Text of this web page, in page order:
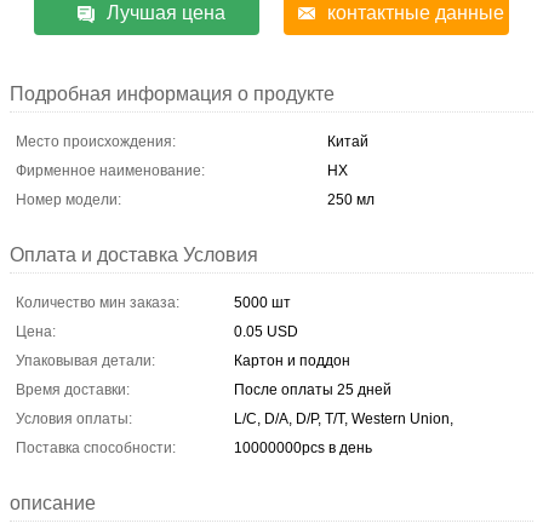
Лучшая цена контактные данные
Подробная информация о продукте
Место происхождения:
Китай
Фирменное наименование:
HX
Номер модели:
250 мл
Оплата и доставка Условия
Количество мин заказа:
5000 шт
Цена:
0.05 USD
Упаковывая детали:
Картон и поддон
Время доставки:
После оплаты 25 дней
Условия оплаты:
L/C, D/A, D/P, T/T, Western Union,
Поставка способности:
10000000pcs в день
описание